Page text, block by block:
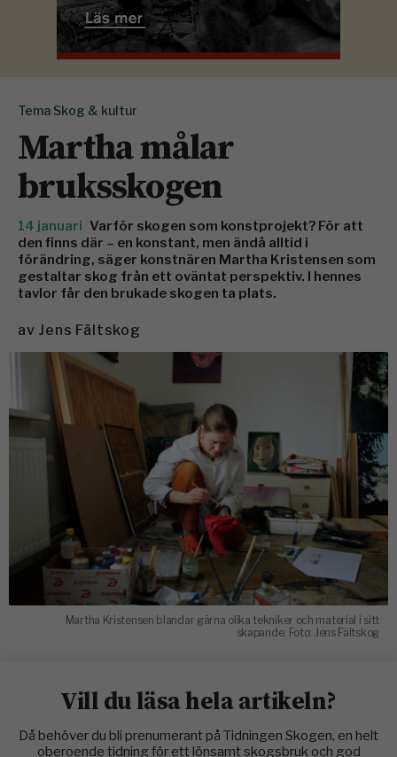
Tema Skog & kultur
Martha målar
bruksskogen
14 januari Varför skogen som konstprojekt? För att
den finns där – en konstant, men ändå alltid i
förändring, säger konstnären Martha Kristensen som
gestaltar skog från ett oväntat perspektiv. I hennes
tavlor får den brukade skogen ta plats.
av Jens Fältskog
Martha Kristensen blandar gärna olika tekniker och material i sitt
skapande. Foto: Jens Fältskog
Vill du läsa hela artikeln?
Då behöver du bli prenumerant på Tidningen Skogen, en helt
oberoende tidning för ett lönsamt skogsbruk och god